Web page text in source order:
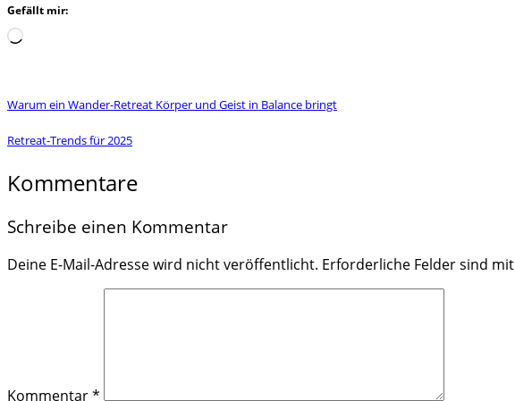
Gefällt mir:
Wird
Warum ein Wander-Retreat Körper und Geist in Balance bringt
Retreat-Trends für 2025
Kommentare
Schreibe einen Kommentar
Deine E-Mail-Adresse wird nicht veröffentlicht. Erforderliche Felder sind mit
Kommentar*